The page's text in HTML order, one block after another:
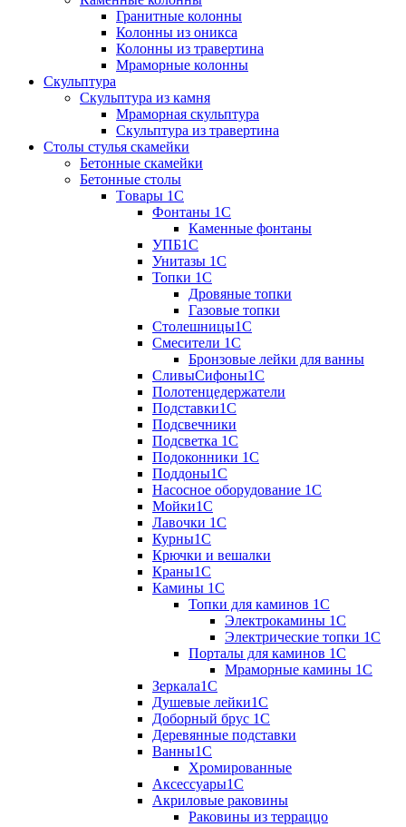
Гранитные колонны
Колонны из оникса
Колонны из травертина
Мраморные колонны
Скульптура
Скульптура из камня
Мраморная скульптура
Скульптура из травертина
Столы стулья скамейки
Бетонные скамейки
Бетонные столы
Tовары 1C
Фонтаны 1C
Каменные фонтаны
УПБ1С
Унитазы 1С
Топки 1С
Дровяные топки
Газовые топки
Столешницы1С
Смесители 1С
Бронзовые лейки для ванны
СливыСифоны1С
Полотенцедержатели
Подставки1С
Подсвечники
Подсветка 1С
Подоконники 1С
Поддоны1С
Насосное оборудование 1С
Мойки1С
Лавочки 1С
Курны1С
Крючки и вешалки
Краны1С
Камины 1C
Топки для каминов 1C
Электрокамины 1С
Электрические топки 1C
Порталы для каминов 1С
Мраморные камины 1C
Зеркала1С
Душевые лейки1С
Доборный брус 1С
Деревянные подставки
Ванны1С
Хромированные
Аксессуары1С
Акриловые раковины
Раковины из терраццо